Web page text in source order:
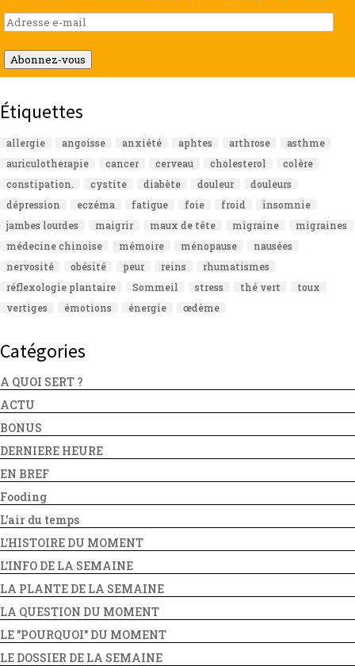
Adresse
e-
mail
Abonnez-vous
Étiquettes
allergie angoisse anxiété aphtes arthrose
asthme
auriculotherapie
cancer cerveau cholesterol
colère
constipation.
cystite diabète douleur
douleurs
dépression
eczéma fatigue foie froid
insomnie
jambes lourdes
maigrir maux de tête migraine
migraines
médecine chinoise
mémoire ménopause
nausées
nervosité
obésité peur reins
rhumatismes
réflexologie plantaire
Sommeil stress thé vert
toux
vertiges
émotions énergie œdème
Catégories
A QUOI SERT ?
ACTU
BONUS
DERNIERE HEURE
EN BREF
Fooding
L'air du temps
L'HISTOIRE DU MOMENT
L'INFO DE LA SEMAINE
LA PLANTE DE LA SEMAINE
LA QUESTION DU MOMENT
LE "POURQUOI" DU MOMENT
LE DOSSIER DE LA SEMAINE